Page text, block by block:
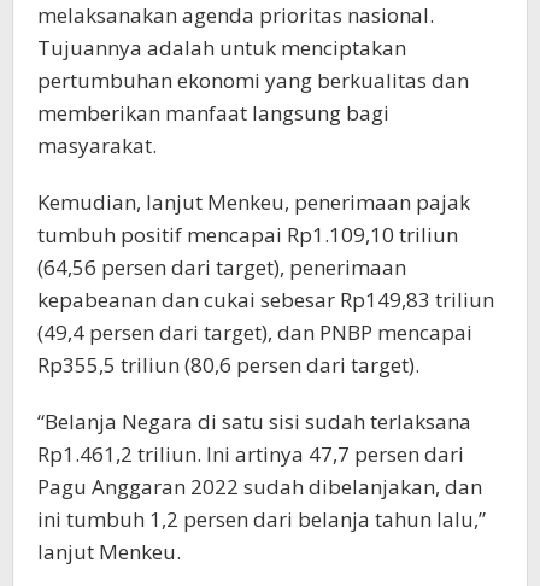
melaksanakan agenda prioritas nasional.
Tujuannya adalah untuk menciptakan
pertumbuhan ekonomi yang berkualitas dan
memberikan manfaat langsung bagi
masyarakat.
Kemudian, lanjut Menkeu, penerimaan pajak
tumbuh positif mencapai Rp1.109,10 triliun
(64,56 persen dari target), penerimaan
kepabeanan dan cukai sebesar Rp149,83 triliun
(49,4 persen dari target), dan PNBP mencapai
Rp355,5 triliun (80,6 persen dari target).
“Belanja Negara di satu sisi sudah terlaksana
Rp1.461,2 triliun. Ini artinya 47,7 persen dari
Pagu Anggaran 2022 sudah dibelanjakan, dan
ini tumbuh 1,2 persen dari belanja tahun lalu,”
lanjut Menkeu.